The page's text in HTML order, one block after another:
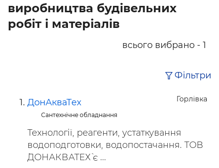
виробництва будівельних
робіт і матеріалів
всього вибрано - 1
Фільтри
Горлівка
ДонАкваТех
Сантехнічне обладнання
Технології, реагенти, устаткування
водоподготовки, водопостачання. ТОВ
`ДОНАКВАТЕХ` є ...